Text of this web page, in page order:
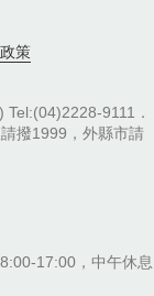
策
) Tel:(04)2228-9111．
撥1999，外縣市請
17:00，中午休息